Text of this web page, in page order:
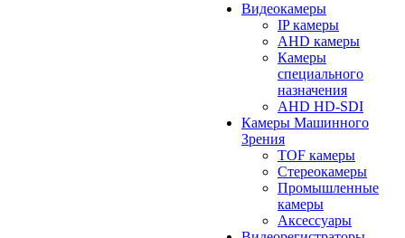
Видеокамеры
IP камеры
AHD камеры
Камеры
специального
назначения
AHD HD-SDI
Камеры Машинного
Зрения
TOF камеры
Стереокамеры
Промышленные
камеры
Аксессуары